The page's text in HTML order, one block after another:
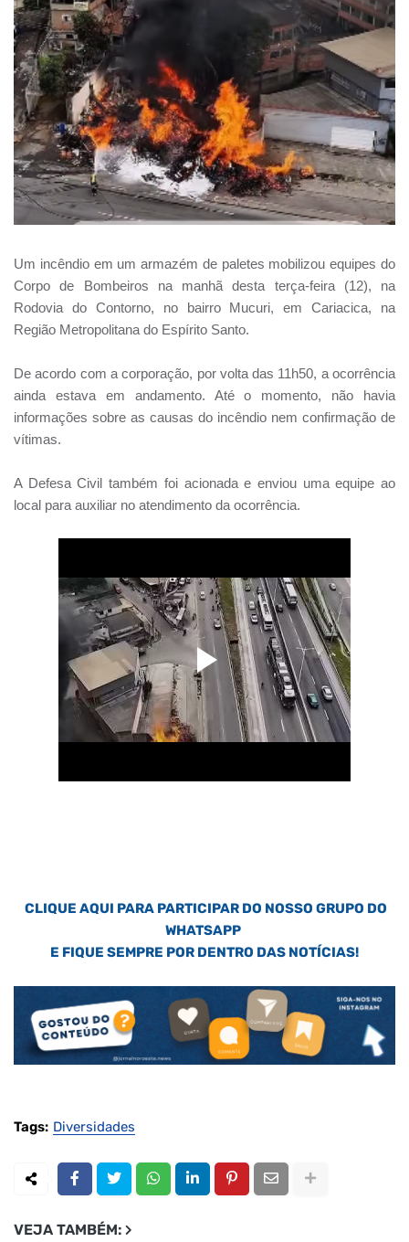
Um incêndio em um armazém de paletes mobilizou equipes do
Corpo de Bombeiros na manhã desta terça-feira (12), na
Rodovia do Contorno, no bairro Mucuri, em Cariacica, na
Região Metropolitana do Espírito Santo.
De acordo com a corporação, por volta das 11h50, a ocorrência
ainda estava em andamento. Até o momento, não havia
informações sobre as causas do incêndio nem confirmação de
vítimas.
A Defesa Civil também foi acionada e enviou uma equipe ao
local para auxiliar no atendimento da ocorrência.
CLIQUE AQUI PARA PARTICIPAR DO NOSSO GRUPO DO
WHATSAPP
E FIQUE SEMPRE POR DENTRO DAS NOTÍCIAS!
Tags: Diversidades
VEJA TAMBÉM: